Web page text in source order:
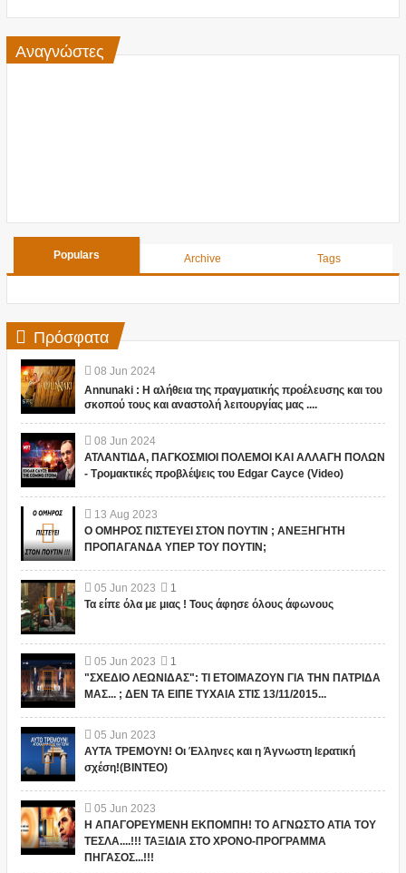
Αναγνώστες
Populars Archive Tags
Πρόσφατα
08 Jun 2024
Annunaki : Η αλήθεια της πραγματικής προέλευσης και του
σκοπού τους και αναστολή λειτουργίας μας ....
08 Jun 2024
ΑΤΛΑΝΤΙΔΑ, ΠΑΓΚΟΣΜΙΟΙ ΠΟΛΕΜΟΙ ΚΑΙ ΑΛΛΑΓΗ ΠΟΛΩΝ
- Τρομακτικές προβλέψεις του Edgar Cayce (Video)
13 Aug 2023
Ο ΟΜΗΡΟΣ ΠΙΣΤΕΥΕΙ ΣΤΟΝ ΠΟΥΤΙΝ ; ΑΝΕΞΗΓΗΤΗ
ΠΡΟΠΑΓΑΝΔΑ ΥΠΕΡ ΤΟΥ ΠΟΥΤΙΝ;
05 Jun 2023
1
Τα είπε όλα με μιας ! Τους άφησε όλους άφωνους
05 Jun 2023
1
"ΣΧΕΔΙΟ ΛΕΩΝΙΔΑΣ": ΤΙ ΕΤΟΙΜΑΖΟΥΝ ΓΙΑ ΤΗΝ ΠΑΤΡΙΔΑ
ΜΑΣ... ; ΔΕΝ ΤΑ ΕΙΠΕ ΤΥΧΑΙΑ ΣΤΙΣ 13/11/2015...
05 Jun 2023
ΑΥΤΑ ΤΡΕΜΟΥΝ! Οι Έλληνες και η Άγνωστη Ιερατική
σχέση!(ΒΙΝΤΕΟ)
05 Jun 2023
Η ΑΠΑΓΟΡΕΥΜΕΝΗ ΕΚΠΟΜΠΗ! ΤΟ ΑΓΝΩΣΤΟ ΑΤΙΑ ΤΟΥ
ΤΕΣΛΑ....!!! ΤΑΞΙΔΙΑ ΣΤΟ ΧΡΟΝΟ-ΠΡΟΓΡΑΜΜΑ
ΠΗΓΑΣΟΣ...!!!